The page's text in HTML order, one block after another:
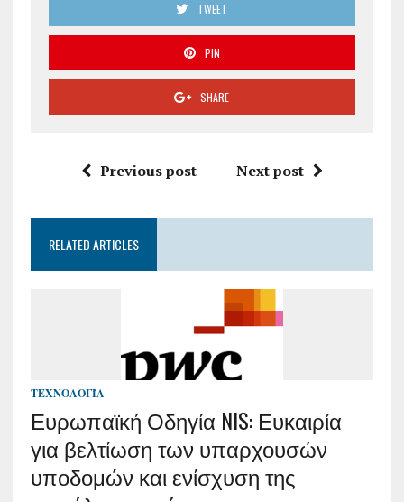
TWEET
PIN
SHARE
Previous post Next post
RELATED ARTICLES
ΤΕΧΝΟΛΟΓΊΑ
Ευρωπαϊκή Οδηγία NIS: Ευκαιρία
για βελτίωση των υπαρχουσών
υποδομών και ενίσχυση της